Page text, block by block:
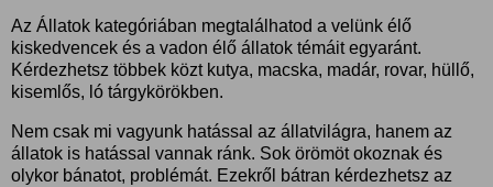
Az Állatok kategóriában megtalálhatod a velünk élő
kiskedvencek és a vadon élő állatok témáit egyaránt.
Kérdezhetsz többek közt kutya, macska, madár, rovar, hüllő,
kisemlős, ló tárgykörökben.
Nem csak mi vagyunk hatással az állatvilágra, hanem az
állatok is hatással vannak ránk. Sok örömöt okoznak és
olykor bánatot, problémát. Ezekről bátran kérdezhetsz az